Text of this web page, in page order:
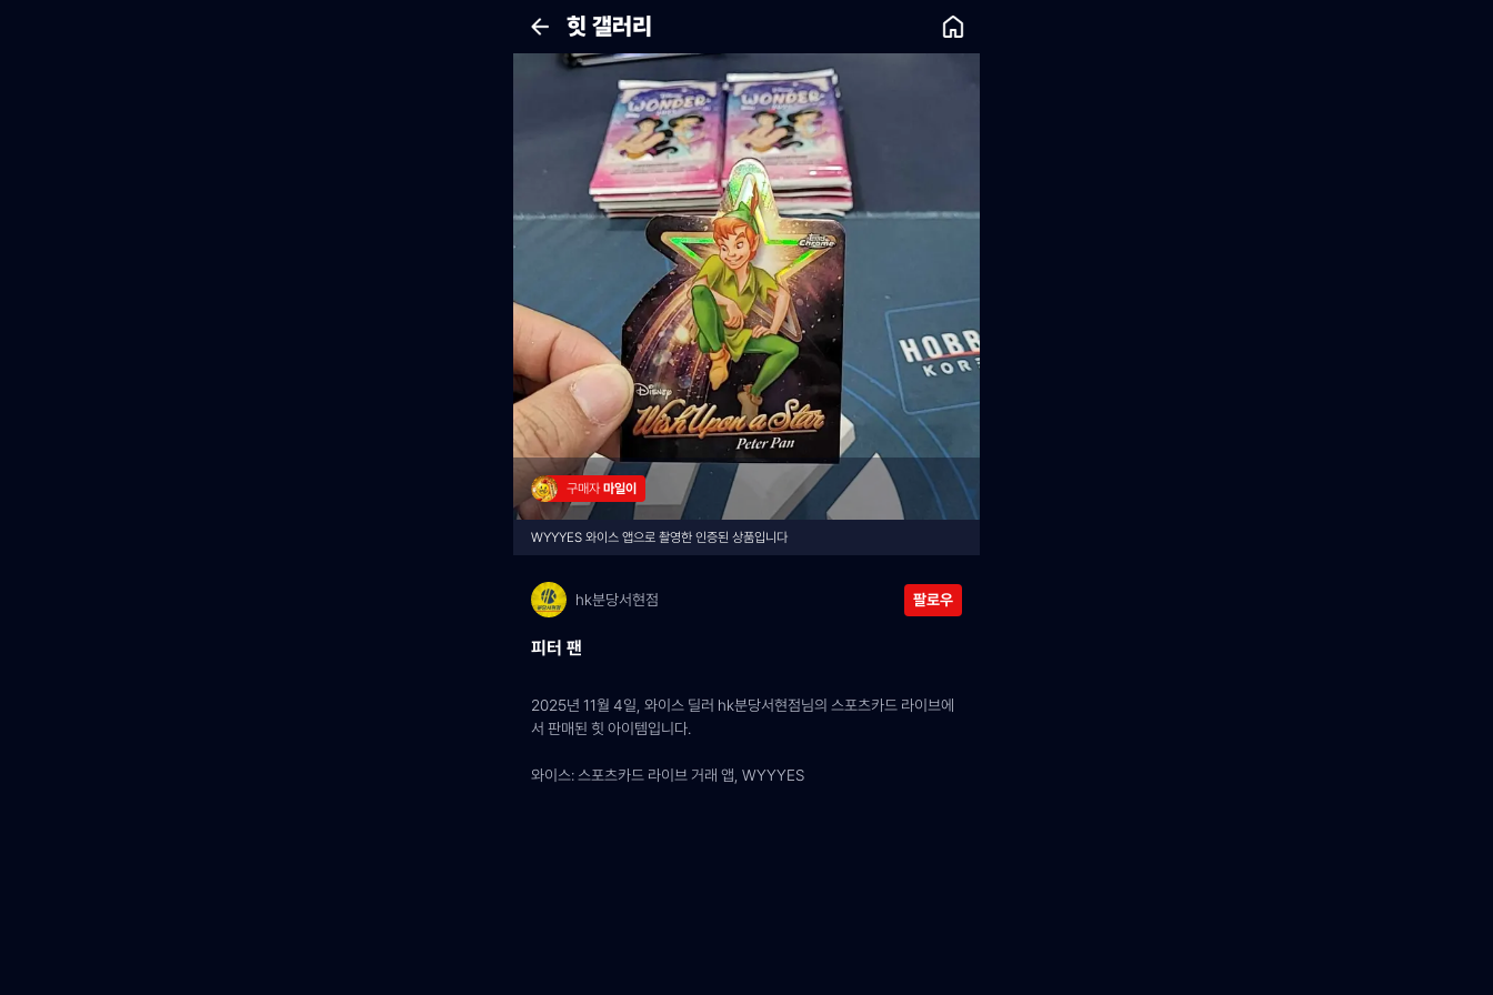
힛 갤러리
구매자 마일이
WYYYES 와이스 앱으로 촬영한 인증된 상품입니다
hk분당서현점 팔로우
피터 팬
2025년 11월 4일, 와이스 딜러 hk분당서현점님의 스포츠카드 라이브에
서 판매된 힛 아이템입니다.
와이스: 스포츠카드 라이브 거래 앱, WYYYES